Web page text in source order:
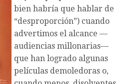
bien habría que hablar de
“desproporción”) cuando
advertimos el alcance —
audiencias millonarias—
que han logrado algunas
películas demoledoras o,